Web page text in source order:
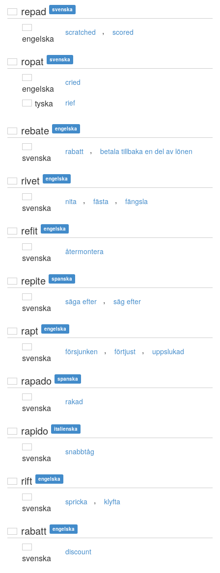
repad svenska
engelska
scratched , scored
ropat svenska
engelska
cried
tyska rief
rebate engelska
svenska
rabatt , betala tillbaka en del av lönen
rivet engelska
svenska
nita , fästa , fängsla
refit engelska
svenska
återmontera
repite spanska
svenska
säga efter , säg efter
rapt engelska
svenska
försjunken , förtjust , uppslukad
rapado spanska
svenska
rakad
rapido italienska
svenska
snabbtåg
rift engelska
svenska
spricka , klyfta
rabatt engelska
svenska
discount